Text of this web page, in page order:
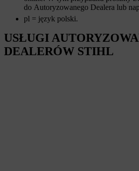
do Autoryzowanego Dealera lub
pl = język polski.
USŁUGI
DEALERÓW STIHL